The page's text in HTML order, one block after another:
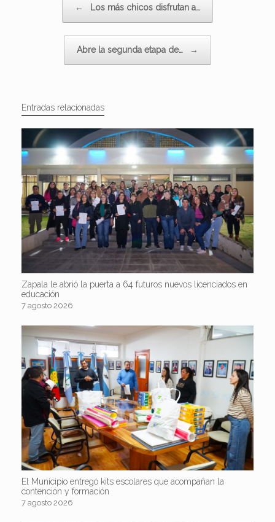
← Los más chicos disfrutan a…
Abre la segunda etapa de… →
Entradas relacionadas
Zapala le abrió la puerta a 64 futuros nuevos licenciados en
educación
7 agosto 2026
El Municipio entregó kits escolares que acompañan la
contención y formación
7 agosto 2026